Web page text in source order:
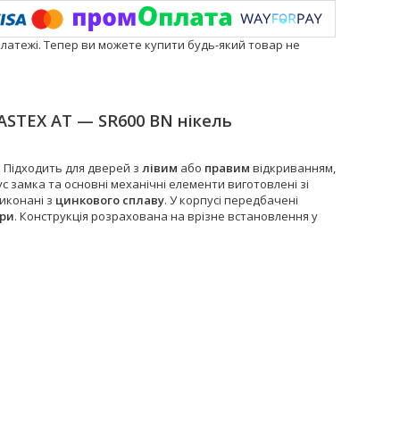
Тепер ви можете купити будь-який товар не
AT — SR600 BN нікель
для дверей з лівим або правим відкриванням,
замка та основні механічні елементи виготовлені зі
з цинкового сплаву. У корпусі передбачені
. Конструкція розрахована на врізне встановлення у